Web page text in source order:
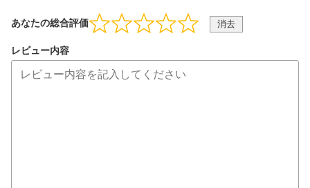
あなたの総合評価 消去
レビュー内容